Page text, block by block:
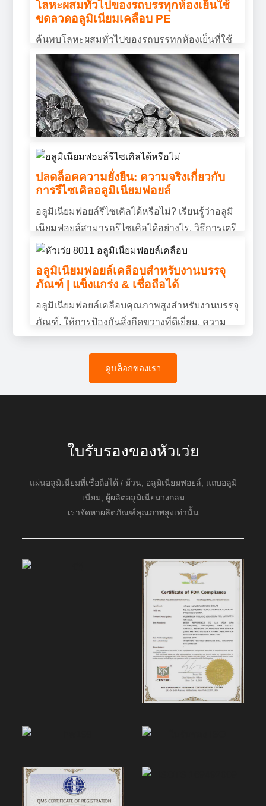
โลหะผสมทั่วไปของรถบรรทุกห้องเย็นใช้
ขดลวดอลูมิเนียมเคลือบ PE
ค้นพบโลหะผสมทั่วไปของรถบรรทุกห้องเย็นที่ใช้
ขดลวดอลูมิเนียมเคลือบ PE, รวมทั้ง 3003, 3004,
และ 3105. ออกแบบมาเพื่อความทนทานต่อการ
กัดกร่อนได้ดีเยี่ยม, ความสามารถในการขึ้นรูป,
และประสิทธิภาพกลางแจ้งที่ยาวนาน.
คุณสมบัติ, การใช้งาน & อธิบายประโยชน์
แล้ว
เป็นอะลูมิเนียมเป็นสื่อกระแสไฟฟ้า? ค้นพบการนำ
ไฟฟ้าของอะลูมิเนียม, ข้อได้เปรียบที่สำคัญ, และ
เหตุใดจึงใช้กันอย่างแพร่หลายในระบบส่งกำลัง
และงานอุตสาหกรรม.
ปลดล็อคความยั่งยืน: ความจริงเกี่ยวกับ
การรีไซเคิลอลูมิเนียมฟอยล์
อลูมิเนียมฟอยล์รีไซเคิลได้หรือไม่? เรียนรู้ว่าอลูมิ
เนียมฟอยล์สามารถรีไซเคิลได้อย่างไร, วิธีการเตรี
ยมอย่างถูกต้อง, และเหตุใดการรีไซเคิลจึงช่วยลด
อลูมิเนียมฟอยล์เคลือบสำหรับงานบรรจุ
ภัณฑ์ | แข็งแกร่ง & เชื่อถือได้
อลูมิเนียมฟอยล์เคลือบคุณภาพสูงสำหรับงานบรรจุ
ภัณฑ์, ให้การป้องกันสิ่งกีดขวางที่ดีเยี่ยม, ความ
ทนทาน, และประสิทธิภาพที่สอดคล้องกัน.
ดูบล็อกของเรา
ใบรับรองของหัวเว่ย
แผ่นอลูมิเนียมที่เชื่อถือได้ / ม้วน, อลูมิเนียมฟอยล์, แถบอลูมิ
เนียม, ผู้ผลิตอลูมิเนียมวงกลม
เราจัดหาผลิตภัณฑ์คุณภาพสูงเท่านั้น